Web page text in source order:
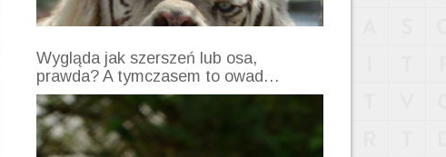
Wygląda jak szerszeń lub osa,
prawda? A tymczasem to owad…